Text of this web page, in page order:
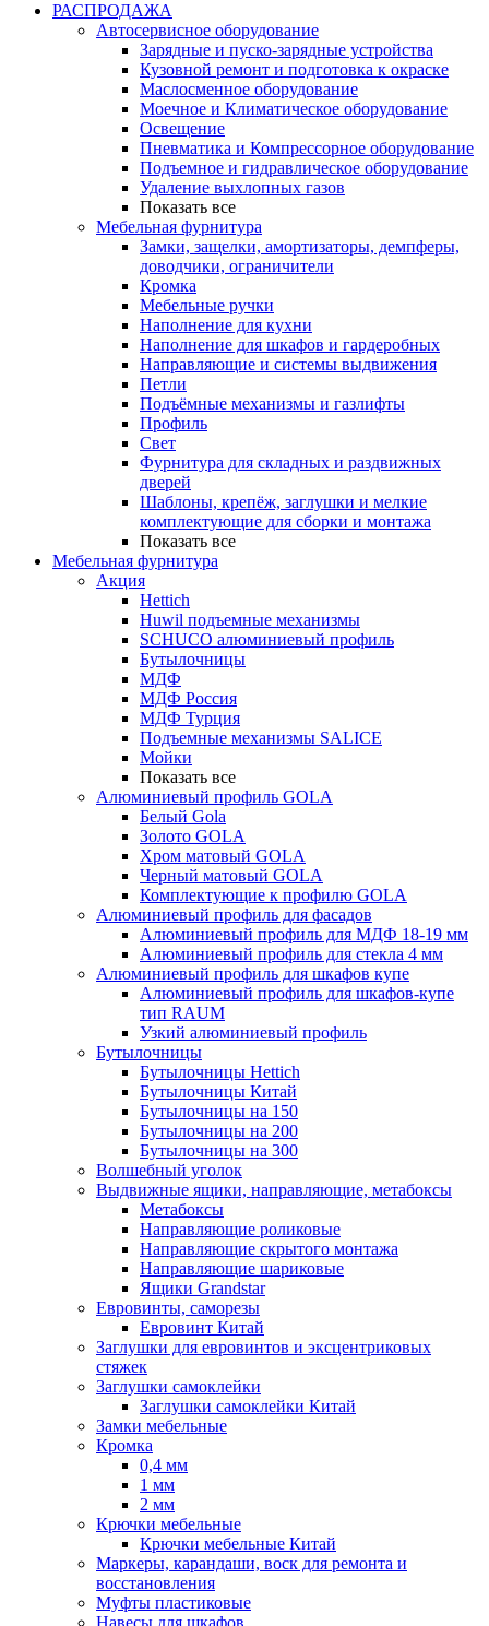
РАСПРОДАЖА
Автосервисное оборудование
Зарядные и пуско-зарядные устройства
Кузовной ремонт и подготовка к окраске
Маслосменное оборудование
Моечное и Климатическое оборудование
Освещение
Пневматика и Компрессорное оборудование
Подъемное и гидравлическое оборудование
Удаление выхлопных газов
Показать все
Мебельная фурнитура
Замки, защелки, амортизаторы, демпферы,
доводчики, ограничители
Кромка
Мебельные ручки
Наполнение для кухни
Наполнение для шкафов и гардеробных
Направляющие и системы выдвижения
Петли
Подъёмные механизмы и газлифты
Профиль
Свет
Фурнитура для складных и раздвижных
дверей
Шаблоны, крепёж, заглушки и мелкие
комплектующие для сборки и монтажа
Показать все
Мебельная фурнитура
Акция
Hettich
Huwil подъемные механизмы
SCHUCO алюминиевый профиль
Бутылочницы
МДФ
МДФ Россия
МДФ Турция
Подъемные механизмы SALICE
Мойки
Показать все
Алюминиевый профиль GOLA
Белый Gola
Золото GOLA
Хром матовый GOLA
Черный матовый GOLA
Комплектующие к профилю GOLA
Алюминиевый профиль для фасадов
Алюминиевый профиль для МДФ 18-19 мм
Алюминиевый профиль для стекла 4 мм
Алюминиевый профиль для шкафов купе
Алюминиевый профиль для шкафов-купе
тип RAUM
Узкий алюминиевый профиль
Бутылочницы
Бутылочницы Hettich
Бутылочницы Китай
Бутылочницы на 150
Бутылочницы на 200
Бутылочницы на 300
Волшебный уголок
Выдвижные ящики, направляющие, метабоксы
Метабоксы
Направляющие роликовые
Направляющие скрытого монтажа
Направляющие шариковые
Ящики Grandstar
Евровинты, саморезы
Евровинт Китай
Заглушки для евровинтов и эксцентриковых
стяжек
Заглушки самоклейки
Заглушки самоклейки Китай
Замки мебельные
Кромка
0,4 мм
1 мм
2 мм
Крючки мебельные
Крючки мебельные Китай
Маркеры, карандаши, воск для ремонта и
восстановления
Муфты пластиковые